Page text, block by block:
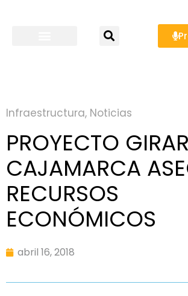
Infraestructura, Noticias
PROYECTO
CAJAMARCA
RECURSOS
ECONÓMICOS
abril 16, 2018